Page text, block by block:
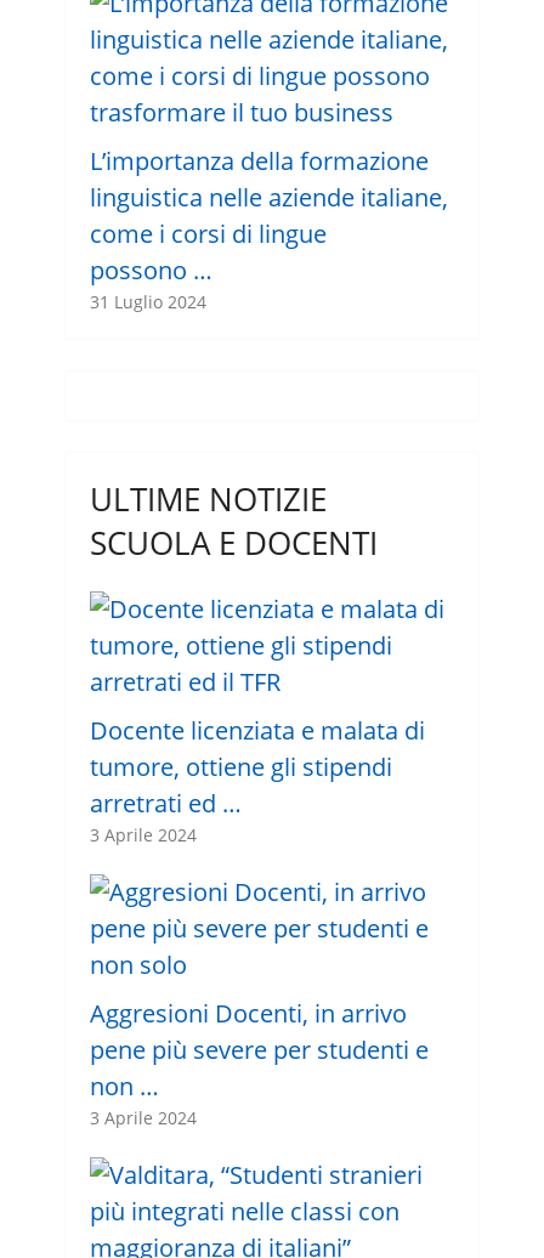
L’importanza della formazione
linguistica nelle aziende italiane,
come i corsi di lingue
possono …
31 Luglio 2024
ULTIME NOTIZIE
SCUOLA E DOCENTI
Docente licenziata e malata di
tumore, ottiene gli stipendi
arretrati ed …
3 Aprile 2024
Aggresioni Docenti, in arrivo
pene più severe per studenti e
non …
3 Aprile 2024